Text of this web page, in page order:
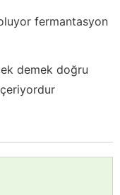
fermantasyon
demek doğru